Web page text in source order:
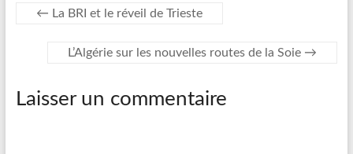
← La BRI et le réveil de Trieste
L’Algérie sur les nouvelles routes de la Soie →
Laisser un commentaire